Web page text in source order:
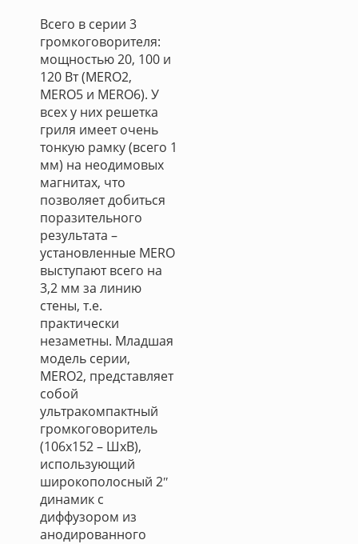
Всего в серии 3
громкоговорителя:
мощностью 20, 100 и
120 Вт (MERO2,
MERO5 и MERO6). У
всех у них решетка
гриля имеет очень
тонкую рамку (всего 1
мм) на неодимовых
магнитах, что
позволяет добиться
поразительного
результата –
установленные MERO
выступают всего на
3,2 мм за линию
стены, т.е.
практически
незаметны. Младшая
модель серии,
MERO2, представляет
собой
ультракомпактный
громкоговоритель
(106х152 – ШхВ),
использующий
широкополосный 2″
динамик с
диффузором из
анодированного